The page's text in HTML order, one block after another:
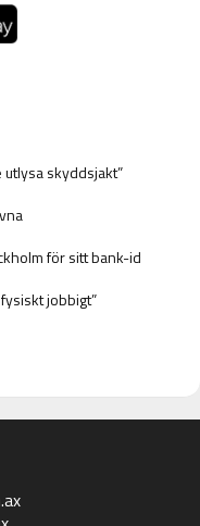
skyddsjakt”
för sitt bank-id
jobbigt”